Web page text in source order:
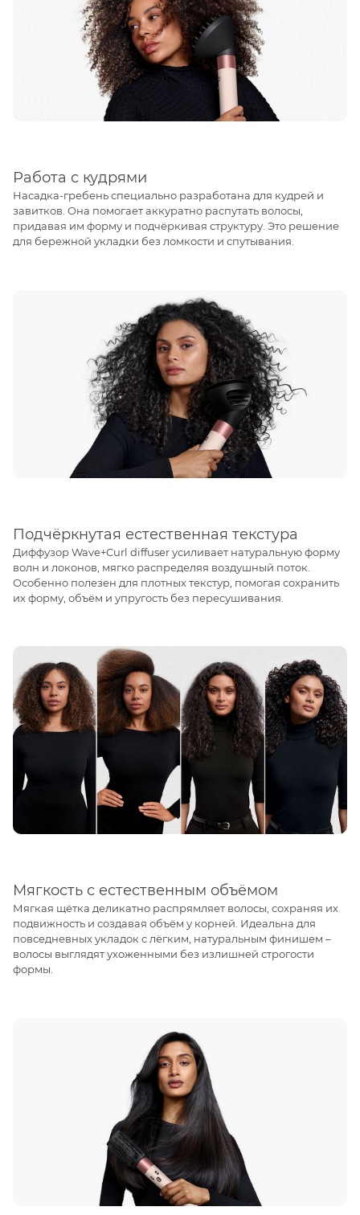
Работа с кудрями
Насадка-гребень специально разработана для кудрей и
завитков. Она помогает аккуратно распутать волосы,
придавая им форму и подчёркивая структуру. Это решение
для бережной укладки без ломкости и спутывания.
Подчёркнутая естественная текстура
Диффузор Wave+Curl diffuser усиливает натуральную форму
волн и локонов, мягко распределяя воздушный поток.
Особенно полезен для плотных текстур, помогая сохранить
их форму, объём и упругость без пересушивания.
Мягкость с естественным объёмом
Мягкая щётка деликатно распрямляет волосы, сохраняя их
подвижность и создавая объём у корней. Идеальна для
повседневных укладок с лёгким, натуральным финишем –
волосы выглядят ухоженными без излишней строгости
формы.